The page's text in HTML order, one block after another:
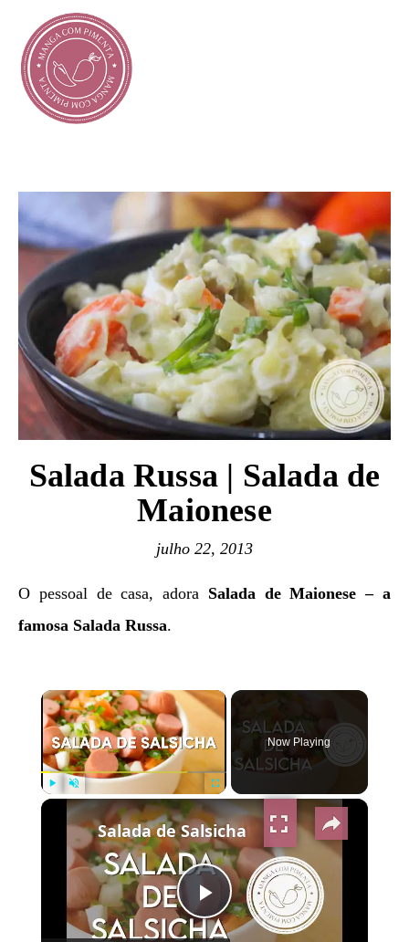
Salada Russa | Salada de
Maionese
julho 22, 2013
O pessoal de casa, adora Salada de Maionese – a
famosa Salada Russa.
×
Unmute Fullscreen
Now Playing
×
Play
Salada de Salsicha